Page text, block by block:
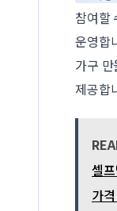
참여할
운영합
가구
제공합
셀
가